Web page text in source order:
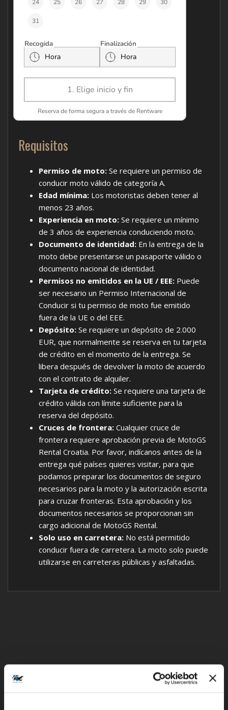
Requisitos
Permiso de moto: Se requiere un permiso de
conducir moto válido de categoría A.
Edad mínima: Los motoristas deben tener al
menos 23 años.
Experiencia en moto: Se requiere un mínimo
de 3 años de experiencia conduciendo moto.
Documento de identidad: En la entrega de la
moto debe presentarse un pasaporte válido o
documento nacional de identidad.
Permisos no emitidos en la UE / EEE: Puede
ser necesario un Permiso Internacional de
Conducir si tu permiso de moto fue emitido
fuera de la UE o del EEE.
Depósito: Se requiere un depósito de 2.000
EUR, que normalmente se reserva en tu tarjeta
de crédito en el momento de la entrega. Se
libera después de devolver la moto de acuerdo
con el contrato de alquiler.
Tarjeta de crédito: Se requiere una tarjeta de
crédito válida con límite suficiente para la
reserva del depósito.
Cruces de frontera: Cualquier cruce de
frontera requiere aprobación previa de MotoGS
Rental Croatia. Por favor, indícanos antes de la
entrega qué países quieres visitar, para que
podamos preparar los documentos de seguro
necesarios para la moto y la autorización escrita
para cruzar fronteras. Esta aprobación y los
documentos necesarios se proporcionan sin
cargo adicional de MotoGS Rental.
Solo uso en carretera: No está permitido
conducir fuera de carretera. La moto solo puede
utilizarse en carreteras públicas y asfaltadas.